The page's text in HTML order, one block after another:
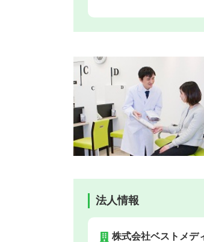
法人情報
株式会社ベストメデ